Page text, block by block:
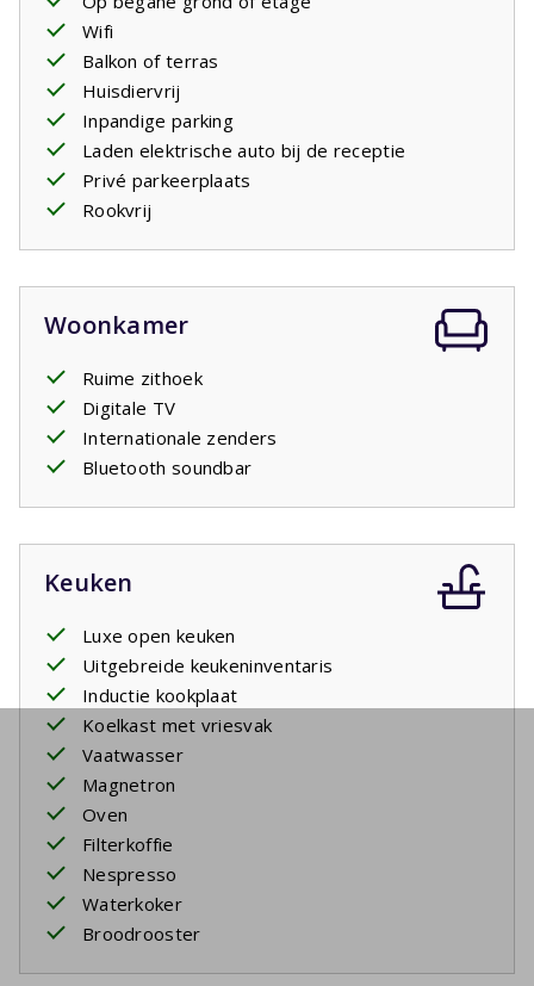
Wifi
Balkon of terras
Huisdiervrij
Inpandige parking
Laden elektrische auto bij de receptie
Privé parkeerplaats
Rookvrij
Woonkamer
Ruime zithoek
Digitale TV
Internationale zenders
Bluetooth soundbar
Keuken
Luxe open keuken
Uitgebreide keukeninventaris
Inductie kookplaat
Koelkast met vriesvak
Vaatwasser
Magnetron
Oven
Filterkoffie
Nespresso
Waterkoker
Broodrooster